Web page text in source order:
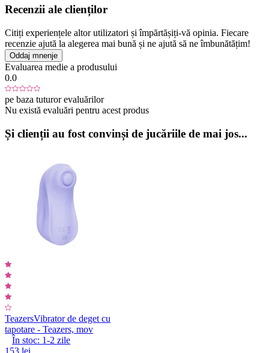
Recenzii ale clienților
Citiți experiențele altor utilizatori și împărtășiți-vă opinia. Fiecare
recenzie ajută la alegerea mai bună și ne ajută să ne îmbunătățim!
Oddaj mnenje
Evaluarea medie a produsului
0.0
pe baza tuturor evaluărilor
Nu există evaluări pentru acest produs
Și clienții au fost convinși de jucăriile de mai jos...
TeazersVibrator de deget cu
tapotare - Teazers, mov
În stoc: 1-2 zile
153 lei